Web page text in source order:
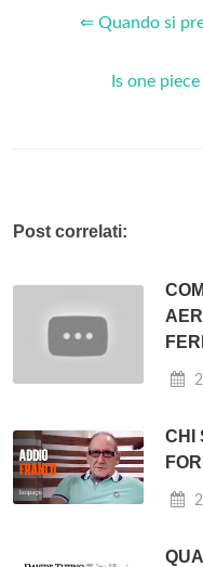
⇐ Quando si
Is one
Post correlati:
CHI